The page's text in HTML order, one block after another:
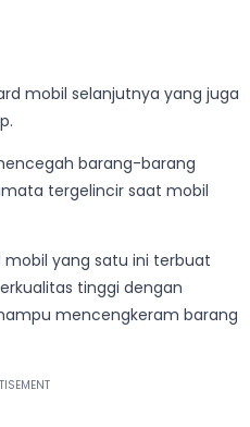
mobil selanjutnya yang juga
barang-barang
tergelincir saat mobil
mobil yang satu ini terbuat
tinggi dengan
mencengkeram barang